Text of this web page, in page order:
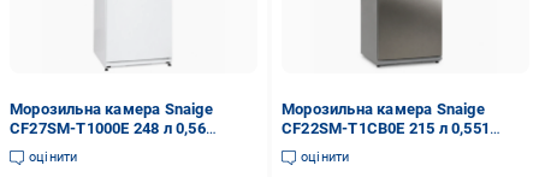
Морозильна камера Snaige
CF27SM-T1000E 248 л 0,56
кВт·год 163 см Білий (36522094)
оцінити
Морозильна камера Snaige
CF22SM-T1CB0E 215 л 0,551
кВт·год 145 см Нержавіюча
сталь (36522153)
оцінити